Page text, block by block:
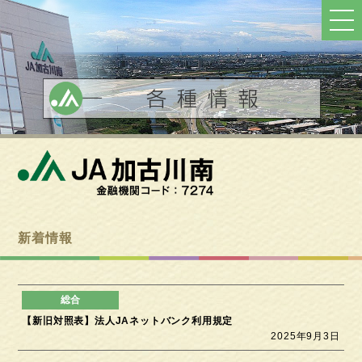
新着情報
【新旧対照表】法人JAネットバンク利用規定
2025年9月3日